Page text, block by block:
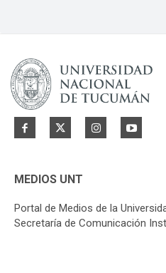
MEDIOS UNT
Portal de Medios de la
Secretaría de Comunicación